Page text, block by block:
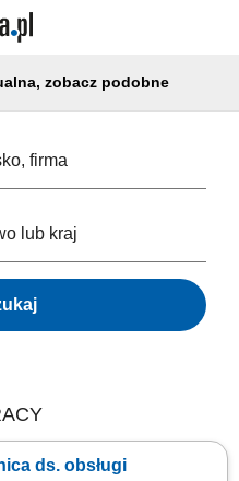
zobacz podobne
ds. obsługi